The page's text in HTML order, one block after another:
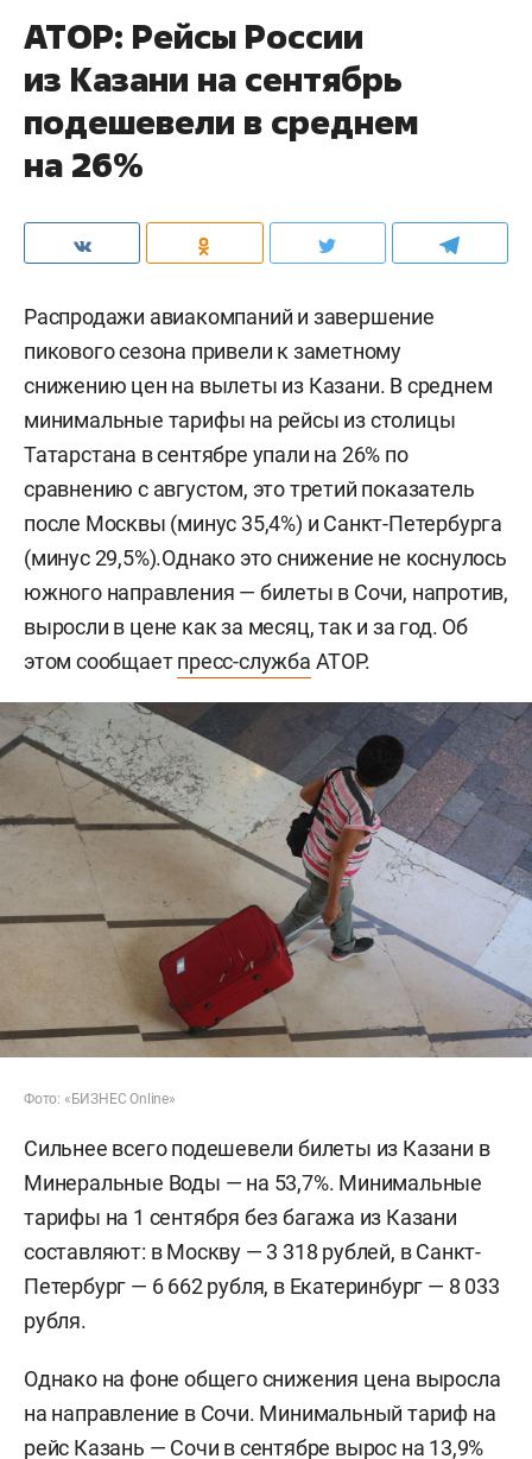
АТОР: Рейсы России
из Казани на сентябрь
подешевели в среднем
на 26%
Распродажи авиакомпаний и завершение
пикового сезона привели к заметному
снижению цен на вылеты из Казани. В среднем
минимальные тарифы на рейсы из столицы
Татарстана в сентябре упали на 26% по
сравнению с августом, это третий показатель
после Москвы (минус 35,4%) и Санкт-Петербурга
(минус 29,5%).Однако это снижение не коснулось
южного направления — билеты в Сочи, напротив,
выросли в цене как за месяц, так и за год. Об
этом сообщаетпресс-служба АТОР.
Фото: «БИЗНЕС Online»
Сильнее всего подешевели билеты из Казани в
Минеральные Воды — на 53,7%. Минимальные
тарифы на 1 сентября без багажа из Казани
составляют: в Москву — 3 318 рублей, в Санкт-
Петербург — 6 662 рубля, в Екатеринбург — 8 033
рубля.
Однако на фоне общего снижения цена выросла
на направление в Сочи. Минимальный тариф на
рейс Казань — Сочи в сентябре вырос на 13,9%